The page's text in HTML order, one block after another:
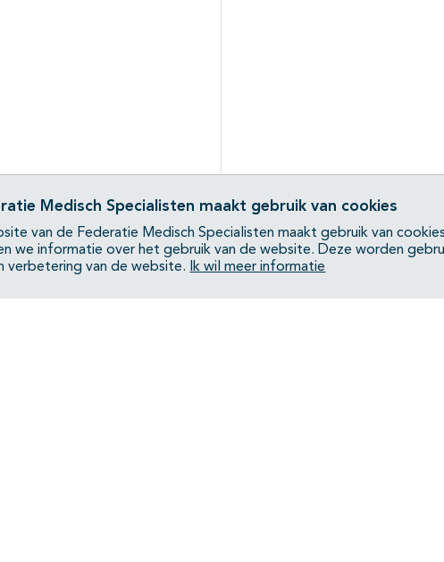
Medisch Specialisten maakt gebruik van cookies
van de Federatie Medisch Specialisten maakt gebruik van
we informatie over het gebruik van de website. Deze worden
verbetering van de website.
Ik wil meer informatie